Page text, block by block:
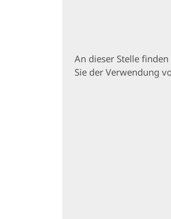
An dieser Stelle
Sie der Verwendung